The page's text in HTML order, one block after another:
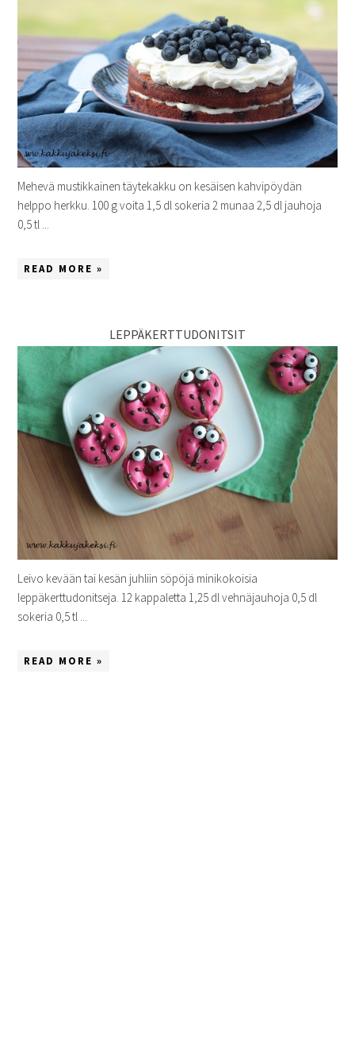
Mehevä mustikkainen täytekakku on kesäisen kahvipöydän
helppo herkku. 100 g voita 1,5 dl sokeria 2 munaa 2,5 dl jauhoja
0,5 tl ...
READ MORE »
LEPPÄKERTTUDONITSIT
Leivo kevään tai kesän juhliin söpöjä minikokoisia
leppäkerttudonitseja. 12 kappaletta 1,25 dl vehnäjauhoja 0,5 dl
sokeria 0,5 tl ...
READ MORE »